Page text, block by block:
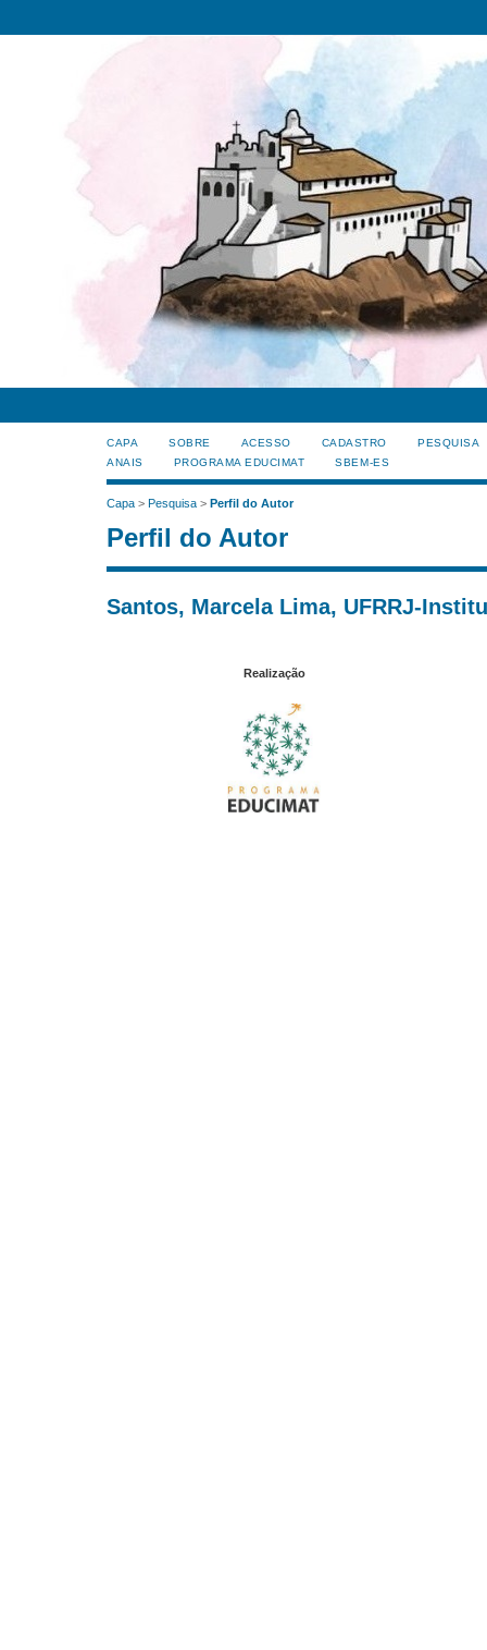
CAPA SOBRE ACESSO CADASTRO
PESQUISA
ANAIS
PROGRAMA EDUCIMAT SBEM-ES
Capa > Pesquisa > Perfil do Autor
Perfil do Autor
Santos, Marcela Lima, UFRRJ-
Realização